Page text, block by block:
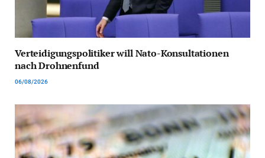
Verteidigungspolitiker will Nato-Konsultationen
nach Drohnenfund
06/08/2026